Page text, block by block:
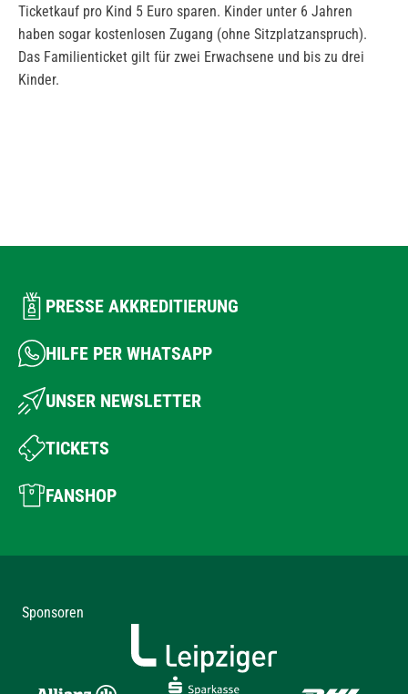
Ticketkauf pro Kind 5 Euro sparen. Kinder unter 6 Jahren
haben sogar kostenlosen Zugang (ohne Sitzplatzanspruch).
Das Familienticket gilt für zwei Erwachsene und bis zu drei
Kinder.
PRESSE AKKREDITIERUNG
HILFE PER WHATSAPP
UNSER NEWSLETTER
TICKETS
FANSHOP
Sponsoren